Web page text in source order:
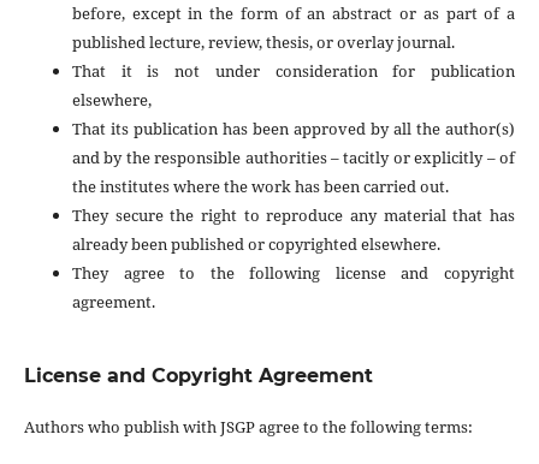
before, except in the form of an abstract or as part of a
published lecture, review, thesis, or overlay journal.
That it is not under consideration for publication
elsewhere,
That its publication has been approved by all the author(s)
and by the responsible authorities – tacitly or explicitly – of
the institutes where the work has been carried out.
They secure the right to reproduce any material that has
already been published or copyrighted elsewhere.
They agree to the following license and copyright
agreement.
License and Copyright Agreement
Authors who publish with JSGP agree to the following terms: